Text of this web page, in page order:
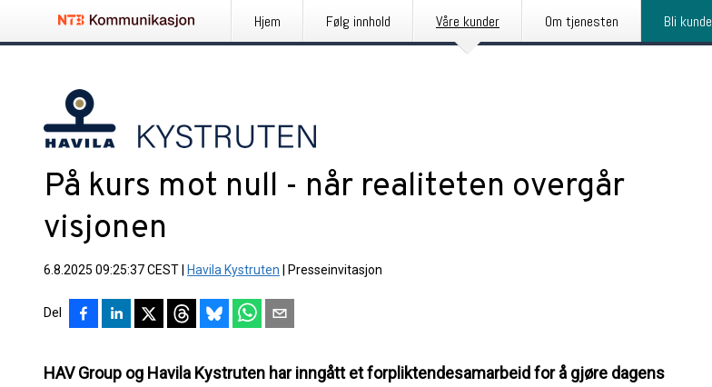
Hjem Følg innhold Våre kunder Om tjenesten Bli kunde
På kurs mot null - når realiteten overgår
visjonen
6.8.2025 09:25:37 CEST Havila Kystruten Presseinvitasjon
Del
HAV Group og Havila Kystruten har inngått et forpliktendesamarbeid for å gjøre dagens